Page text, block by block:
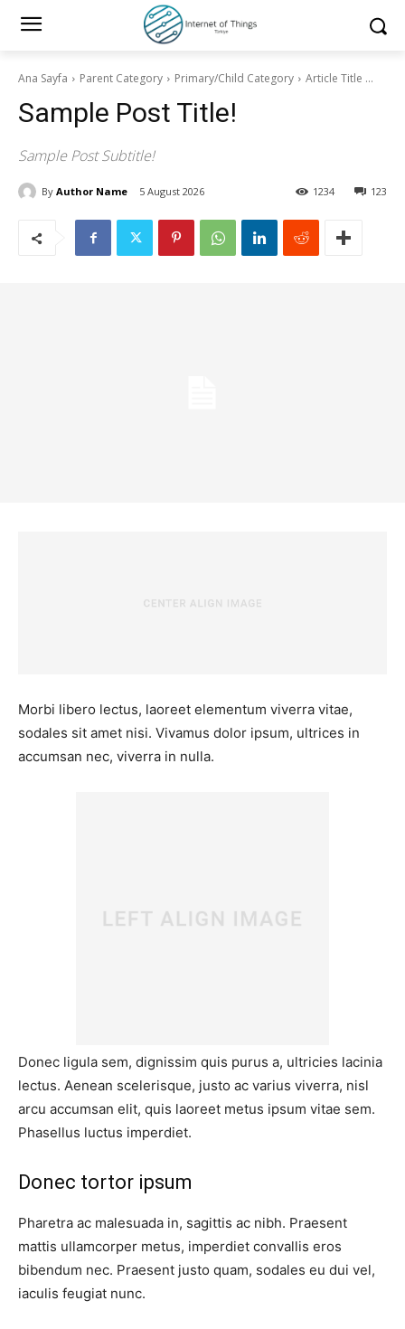
Ana Sayfa Parent Category Primary/Child Category Article Title ...
Sample Post Title!
Sample Post Subtitle!
By Author Name 5 August 2026 123
1234
Morbi libero lectus, laoreet elementum viverra vitae,
sodales sit amet nisi. Vivamus dolor ipsum, ultrices in
accumsan nec, viverra in nulla.
Donec ligula sem, dignissim quis purus a, ultricies lacinia
lectus. Aenean scelerisque, justo ac varius viverra, nisl
arcu accumsan elit, quis laoreet metus ipsum vitae sem.
Phasellus luctus imperdiet.
Donec tortor ipsum
Pharetra ac malesuada in, sagittis ac nibh. Praesent
mattis ullamcorper metus, imperdiet convallis eros
bibendum nec. Praesent justo quam, sodales eu dui vel,
iaculis feugiat nunc.